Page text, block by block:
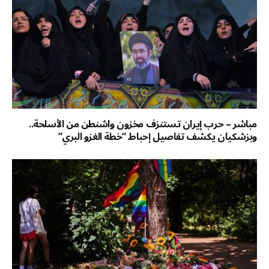
مباشر – حرب إيران تستنزف مخزون واشنطن من الأسلحة..
وبزشكيان يكشف تفاصيل إحباط “خطة الغزو البري”